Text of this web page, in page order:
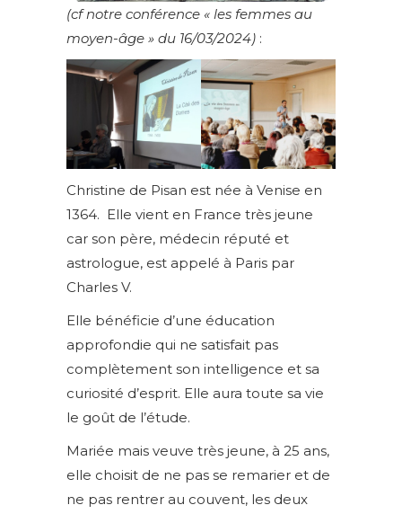
(cf notre conférence « les femmes au
moyen-âge » du 16/03/2024) :
Christine de Pisan est née à Venise en
1364. Elle vient en France très jeune
car son père, médecin réputé et
astrologue, est appelé à Paris par
Charles V.
Elle bénéficie d’une éducation
approfondie qui ne satisfait pas
complètement son intelligence et sa
curiosité d’esprit. Elle aura toute sa vie
le goût de l’étude.
Mariée mais veuve très jeune, à 25 ans,
elle choisit de ne pas se remarier et de
ne pas rentrer au couvent, les deux